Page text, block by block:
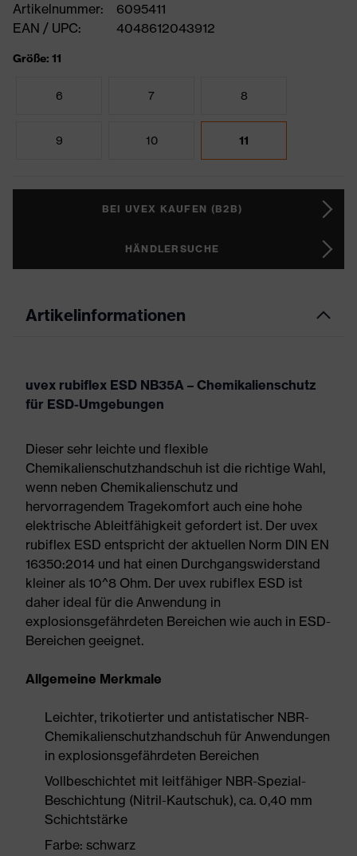
Artikelnummer:
6095411
EAN / UPC:
4048612043912
Größe: 11
6 7 8
9 10 11
BEI UVEX KAUFEN (B2B)
HÄNDLERSUCHE
Artikelinformationen
uvex rubiflex ESD NB35A – Chemikalienschutz
für ESD-Umgebungen
Dieser sehr leichte und flexible
Chemikalienschutzhandschuh ist die richtige Wahl,
wenn neben Chemikalienschutz und
hervorragendem Tragekomfort auch eine hohe
elektrische Ableitfähigkeit gefordert ist. Der uvex
rubiflex ESD entspricht der aktuellen Norm DIN EN
16350:2014 und hat einen Durchgangswiderstand
kleiner als 10^8 Ohm. Der uvex rubiflex ESD ist
daher ideal für die Anwendung in
explosionsgefährdeten Bereichen wie auch in ESD-
Bereichen geeignet.
Allgemeine Merkmale
Leichter, trikotierter und antistatischer NBR-
Chemikalienschutzhandschuh für Anwendungen
in explosionsgefährdeten Bereichen
Vollbeschichtet mit leitfähiger NBR-Spezial-
Beschichtung (Nitril-Kautschuk), ca. 0,40 mm
Schichtstärke
Farbe: schwarz